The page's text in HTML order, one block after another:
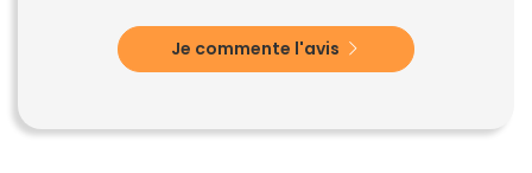
Je commente l'avis